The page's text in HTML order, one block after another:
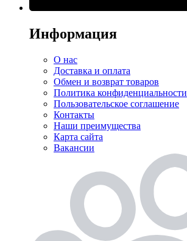
Информация
О нас
Доставка и оплата
Обмен и возврат товаров
Политика конфиденциальности
Пользовательское соглашение
Контакты
Наши преимущества
Карта сайта
Вакансии